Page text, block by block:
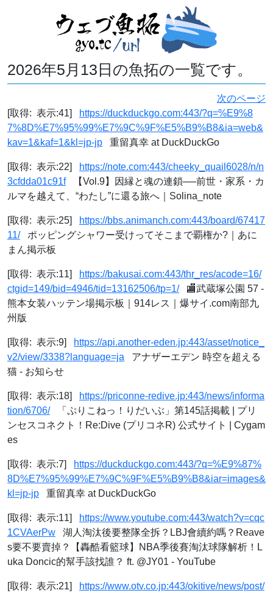
2026年5月13日の魚拓の一覧です。
次のページ
[取得: 表示:41]
https://duckduckgo.com:443/?q=%E9%8
7%8D%E7%95%99%E7%9C%9F%E5%B9%B8&ia=web&
kav=1&kaf=1&kl=jp-jp 重留真幸 at DuckDuckGo
[取得: 表示:22]
https://note.com:443/cheeky_quail6028/n/n
3cfdda01c91f【Vol.9】因縁と魂の連鎖──前世・家系・カ
ルマを越えて、“わたし”に還る旅へ｜Solina_note
[取得: 表示:25]
https://bbs.animanch.com:443/board/67417
11/ポッピングシャワー受けってそこまで覇権か?｜あに
まん掲示板
[取得: 表示:11]
https://bakusai.com:443/thr_res/acode=16/
ctgid=149/bid=4946/tid=13162506/tp=1/🏬武蔵塚公園 57 -
熊本女装ハッテン場掲示板｜914レス｜爆サイ.com南部九
州版
[取得: 表示:9]
https://api.another-eden.jp:443/asset/notice_
v2/view/3338?language=ja アナザーエデン 時空を超える
猫 - お知らせ
[取得: 表示:18]
https://priconne-redive.jp:443/news/informa
tion/6706/「ぷりこねっ！りだいぶ」第145話掲載 | プリ
ンセスコネクト！Re:Dive (プリコネR) 公式サイト | Cygam
es
[取得: 表示:7]
https://duckduckgo.com:443/?q=%E9%87%
8D%E7%95%99%E7%9C%9F%E5%B9%B8&iar=images&
kl=jp-jp 重留真幸 at DuckDuckGo
[取得: 表示:11]
https://www.youtube.com:443/watch?v=cqc
1CVAerPw 湖人淘汰後要整隊全拆？LBJ會續約嗎？Reave
s要不要賣掉？【轟酷看籃球】NBA季後賽淘汰球隊解析！L
uka Doncic的幫手該找誰？ ft. ‪@JY01‬ - YouTube
[取得: 表示:21]
https://www.otv.co.jp:443/okitive/news/post/